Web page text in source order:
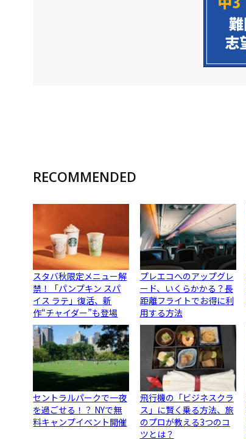
RECOMMENDED
スタバ秋限定メニュー解
禁！「パンプキン スパ
イス ラテ」復活、新
作“チャイダー”も登場
プレエコへのアップグレ
ード、いくらかかる？長
距離フライトでお得に利
用する方法
セントラルパークで一夜
を過ごせる！？ NYで無
料キャンプイベント開催
飛行機の「ビジネスクラ
ス」に賢く乗る方法、旅
のプロが教える3つのコ
ツとは？